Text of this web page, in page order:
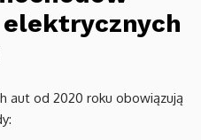
aut od 2020 roku obowiązują